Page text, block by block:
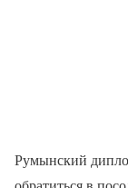
Румынский